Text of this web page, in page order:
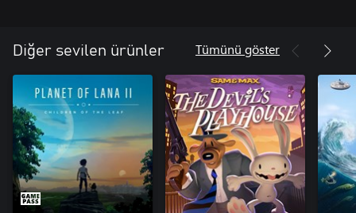
Diğer sevilen ürünler Tümünü göster